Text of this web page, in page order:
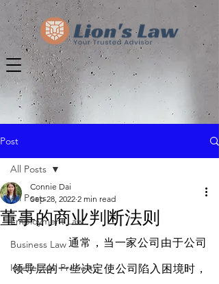
Post
All Posts
Employment Law
Business Law
Intellectual Property
All Posts
董事的商业判断法则
Connie Dai
Sep 28, 2022 2 min read
		通常，当一家公司由于公司
领导层的一些决定使公司陷入困境时，